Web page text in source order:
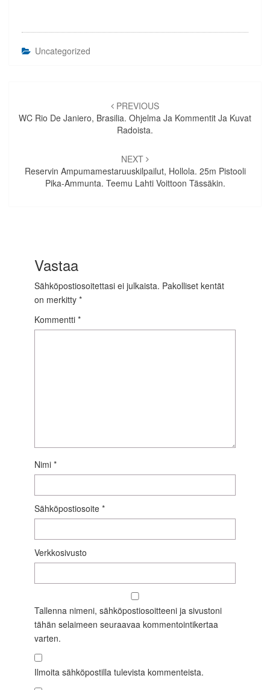
Uncategorized
selaus
PREVIOUS
WC Rio De Janiero, Brasilia. Ohjelma Ja Kommentit Ja Kuvat
Radoista.
NEXT
Reservin Ampumamestaruuskilpailut, Hollola. 25m Pistooli
Pika-Ammunta. Teemu Lahti Voittoon Tässäkin.
Vastaa
Sähköpostiosoitettasi ei julkaista. Pakolliset kentät
on merkitty *
Kommentti *
Nimi *
Sähköpostiosoite *
Verkkosivusto
Tallenna nimeni, sähköpostiosoitteeni ja sivustoni
tähän selaimeen seuraavaa kommentointikertaa
varten.
Ilmoita sähköpostilla tulevista kommenteista.